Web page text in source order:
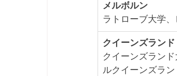
メルボルン
ラトローブ大学
クイーンズランド
クイーンズラン
ルクイーンズラン